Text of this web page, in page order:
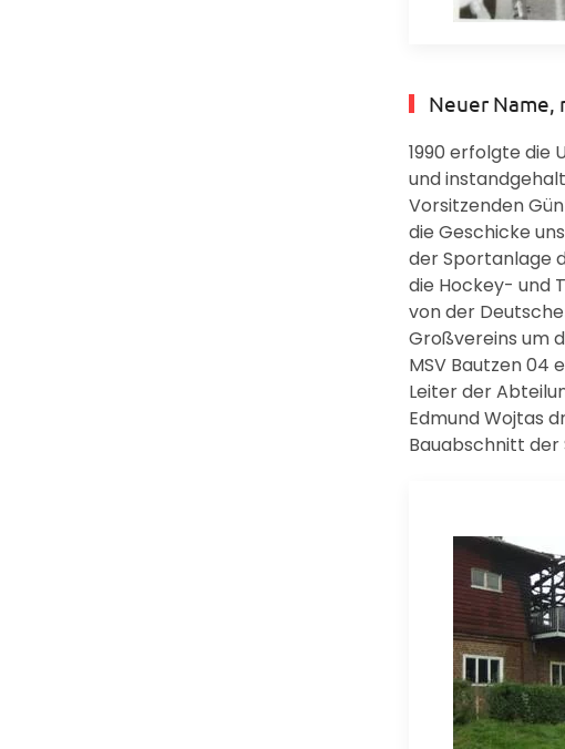
Neuer Name,
1990 erfolgte die
und
Vorsitzenden
die Geschicke
der Sportanlage
die Hockey- und
von der
Großvereins um
MSV Bautzen 04
Leiter der
Edmund Wojtas
Bauabschnitt